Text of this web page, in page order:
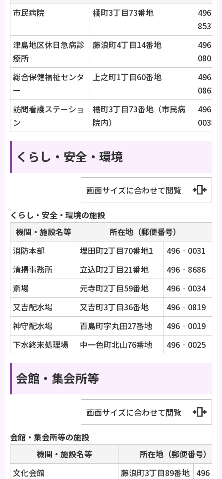
市民病院
橘町3丁目73番地
496‐
8537
津島地区休日急病診
療所
藤浪町4丁目14番地
496‐
0801
総合保健福祉センタ
ー
上之町1丁目60番地
496‐
0863
訪問看護ステーショ
ン
橘町3丁目73番地（市民病
院内）
496‐
0038
くらし・安全・環境
画面サイズに合わせて閲覧
くらし・安全・環境の施設
機関・施設名等
所在地（郵便番号）
消防本部
埋田町2丁目70番地1 496‐0031
清掃事務所
立込町2丁目21番地 496‐8686
斎場
元寺町2丁目59番地 496‐0034
又吉配水場
又吉町3丁目36番地 496‐0819
神守配水場
百島町字丸田27番地 496‐0019
下水終末処理場
中一色町北山76番地 496‐0025
会館・集会所等
画面サイズに合わせて閲覧
会館・集会所等の施設
機関・施設名等
所在地（郵便番号）
文化会館
藤浪町3丁目89番地 496‐